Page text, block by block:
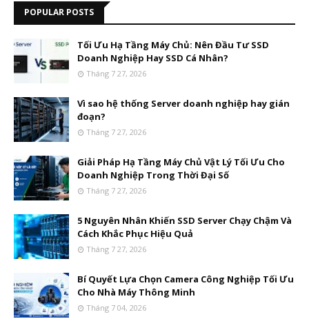
POPULAR POSTS
Tối Ưu Hạ Tầng Máy Chủ: Nên Đầu Tư SSD
Doanh Nghiệp Hay SSD Cá Nhân?
Tháng 7 27, 2026
Vì sao hệ thống Server doanh nghiệp hay gián
đoạn?
Tháng 7 27, 2026
Giải Pháp Hạ Tầng Máy Chủ Vật Lý Tối Ưu Cho
Doanh Nghiệp Trong Thời Đại Số
Tháng 7 27, 2026
5 Nguyên Nhân Khiến SSD Server Chạy Chậm Và
Cách Khắc Phục Hiệu Quả
Tháng 7 27, 2026
Bí Quyết Lựa Chọn Camera Công Nghiệp Tối Ưu
Cho Nhà Máy Thông Minh
Tháng 7 04, 2026